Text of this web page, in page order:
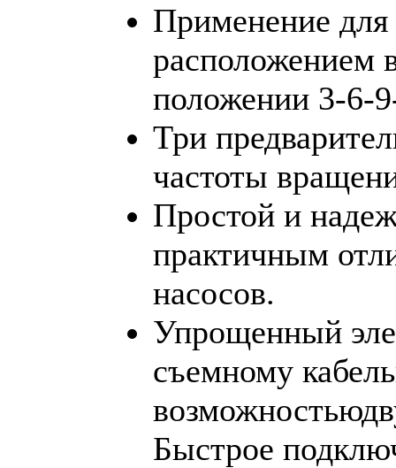
Применение
расположением
положении 3-6-
Три
частоты
Простой и
практичным
насосов.
Упрощенный
съемному
Быстрое